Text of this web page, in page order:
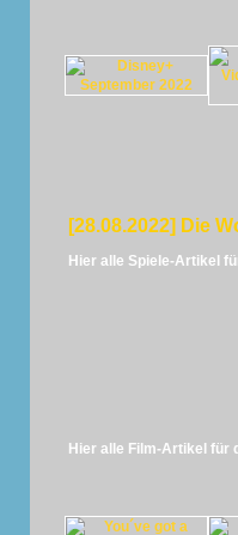
[28.08.2022] Die
Hier alle Spiele-Artikel
Hier alle Film-Artikel für